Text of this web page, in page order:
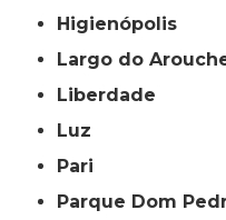
Higienópolis
Largo do
Liberdade
Luz
Pari
Parque Dom